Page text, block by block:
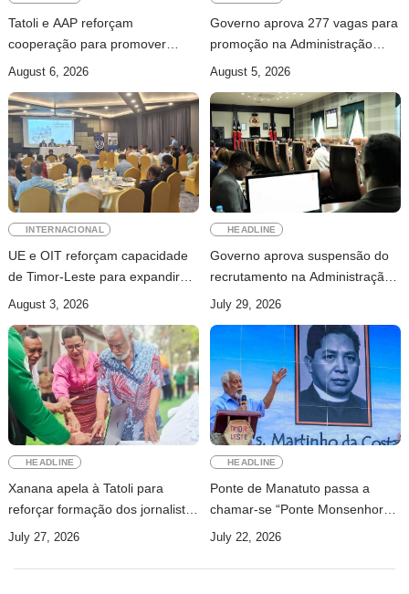
Tatoli e AAP reforçam
cooperação para promover
jornalismo profissional em
August 6, 2026
Governo aprova 277 vagas para
promoção na Administração
Pública
August 5, 2026
INTERNACIONAL
UE e OIT reforçam capacidade
de Timor-Leste para expandir
cobertura da segurança social
August 3, 2026
HEADLINE
Governo aprova suspensão do
recrutamento na Administração
Pública
July 29, 2026
HEADLINE
Xanana apela à Tatoli para
reforçar formação dos jornalistas
e investir na investigação
July 27, 2026
HEADLINE
Ponte de Manatuto passa a
chamar-se “Ponte Monsenhor
Martinho da Costa Lopes”
July 22, 2026